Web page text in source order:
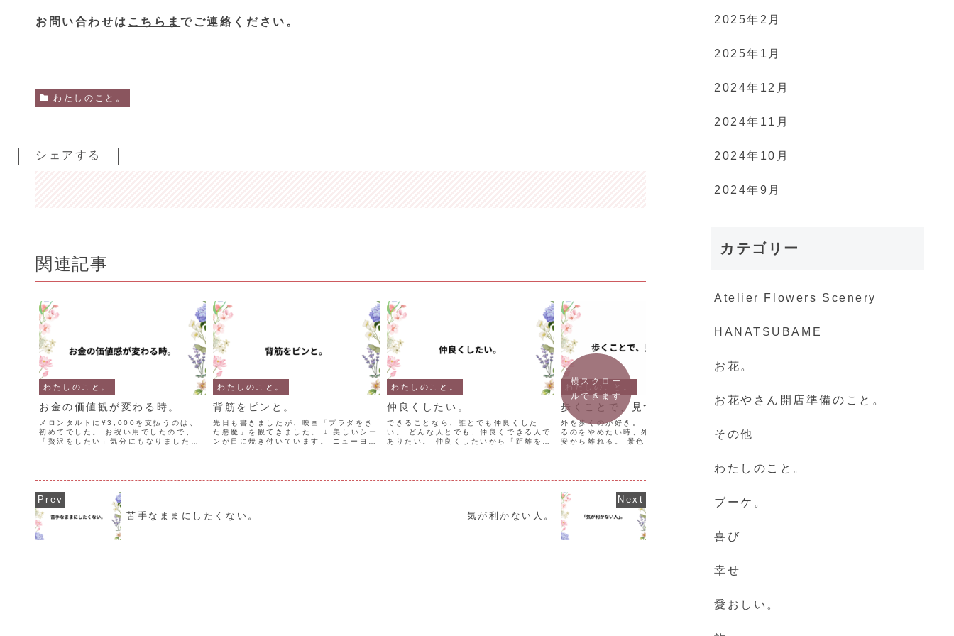
お問い合わせは こちらまでご連絡ください。
わたしのこと。
シェアする
関連記事
わたしのこと。
お金の価値観が変わる時。
メロンタルトに¥3,000を支払うのは、
初めてでした。 お祝い用でしたので、
「贅沢をしたい」気分にもなりました。
わたしのこと。
背筋をピンと。
先日も書きましたが、映画「プラダをき
た悪魔」を観てきました。 ↓ 美しいシー
ンが目に焼き付いています。 ニューヨー
わたしのこと。
仲良くしたい。
できることなら、誰とでも仲良くした
い。 どんな人とでも、仲良くできる人で
ありたい。 仲良くしたいから「距離をと
わたしのこと。
歩くことで、見つめ直す。
外を歩くのが好き。 考えすぎた時、考え
るのをやめたい時、外を歩く。 恐れや不
安から離れる。 景色と風景を眺めること
景を楽しむ。 さあ、帰ろう。 --127日
「わたしの悩み」とは。
「Atelier Flowers Scenery」オンラ
インお花やさんのオーナーです。 時々湧
とされていることから外れていること...
横スクロー
ルできます
苦手なままにしたくない。 気が利かない人。
2025年2月
2025年1月
2024年12月
2024年11月
2024年10月
2024年9月
カテゴリー
Atelier Flowers Scenery
HANATSUBAME
お花。
お花やさん開店準備のこと。
その他
わたしのこと。
ブーケ。
喜び
幸せ
愛おしい。